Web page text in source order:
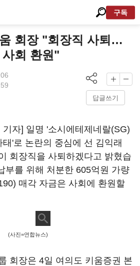
구독
회장 "회장직 사퇴…
회 환원"
답글쓰기
자] 일명 '소시에테제네랄(SG)
'로 논란의 중심에 선 김익래
회장직을 사퇴하겠다고 밝혔습
부를 위해 처분한 605억원 가량
매각 자금은 사회에 환원할
(사진=연합뉴스)
회장은 4일 여의도 키움증권 본